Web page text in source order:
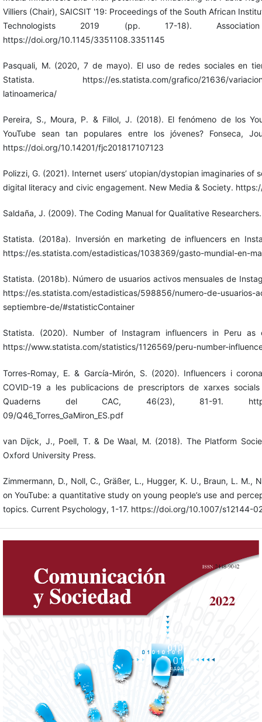
Villiers (Chair), SAICSIT '19: Proceedings of the South African
Technologists 2019 (pp. 17-18).
https://doi.org/10.1145/3351108.3351145
Pasquali, M. (2020, 7 de mayo). El uso de redes sociales en
Statista. https://es.statista.com/grafico/21636/variacion-
latinoamerica/
Pereira, S., Moura, P. & Fillol, J. (2018). El fenómeno de los
YouTube sean tan populares entre los jóvenes? Fonseca,
https://doi.org/10.14201/fjc201817107123
Polizzi, G. (2021). Internet users’ utopian/dystopian imaginaries
digital literacy and civic engagement. New Media & Society.
Saldaña, J. (2009). The Coding Manual for Qualitative
Statista. (2018a). Inversión en marketing de influencers en
https://es.statista.com/estadisticas/1038369/gasto-mundial-en-
Statista. (2018b). Número de usuarios activos mensuales de
https://es.statista.com/estadisticas/598856/numero-de-usuarios-
septiembre-de/#statisticContainer
Statista. (2020). Number of Instagram influencers in Peru
https://www.statista.com/statistics/1126569/peru-number-
Torres-Romay, E. & García-Mirón, S. (2020). Influencers i
COVID-19 a les publicacions de prescriptors de xarxes
Quaderns del CAC, 46(23), 81-91. https://
09/Q46_Torres_GaMiron_ES.pdf
van Dijck, J., Poell, T. & De Waal, M. (2018). The Platform
Oxford University Press.
Zimmermann, D., Noll, C., Gräßer, L., Hugger, K. U., Braun, L. M.,
on YouTube: a quantitative study on young people’s use and
topics. Current Psychology, 1-17. https://doi.org/10.1007/s12144-